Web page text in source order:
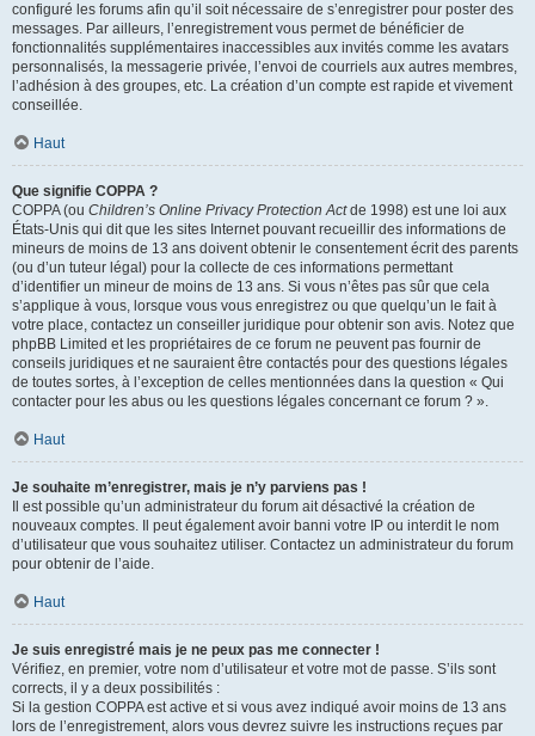
configuré les forums afin qu’il soit nécessaire de s’enregistrer pour poster des
messages. Par ailleurs, l’enregistrement vous permet de bénéficier de
fonctionnalités supplémentaires inaccessibles aux invités comme les avatars
personnalisés, la messagerie privée, l’envoi de courriels aux autres membres,
l’adhésion à des groupes, etc. La création d’un compte est rapide et vivement
conseillée.
Haut
Que signifie COPPA ?
COPPA (ou Children’s Online Privacy Protection Actde 1998) est une loi aux
États-Unis qui dit que les sites Internet pouvant recueillir des informations de
mineurs de moins de 13 ans doivent obtenir le consentement écrit des parents
(ou d’un tuteur légal) pour la collecte de ces informations permettant
d’identifier un mineur de moins de 13 ans. Si vous n’êtes pas sûr que cela
s’applique à vous, lorsque vous vous enregistrez ou que quelqu’un le fait à
votre place, contactez un conseiller juridique pour obtenir son avis. Notez que
phpBB Limited et les propriétaires de ce forum ne peuvent pas fournir de
conseils juridiques et ne sauraient être contactés pour des questions légales
de toutes sortes, à l’exception de celles mentionnées dans la question « Qui
contacter pour les abus ou les questions légales concernant ce forum ? ».
Haut
Je souhaite m’enregistrer, mais je n’y parviens pas !
Il est possible qu’un administrateur du forum ait désactivé la création de
nouveaux comptes. Il peut également avoir banni votre IP ou interdit le nom
d’utilisateur que vous souhaitez utiliser. Contactez un administrateur du forum
pour obtenir de l’aide.
Haut
Je suis enregistré mais je ne peux pas me connecter !
Vérifiez, en premier, votre nom d’utilisateur et votre mot de passe. S’ils sont
corrects, il y a deux possibilités :
Si la gestion COPPA est active et si vous avez indiqué avoir moins de 13 ans
lors de l’enregistrement, alors vous devrez suivre les instructions reçues par